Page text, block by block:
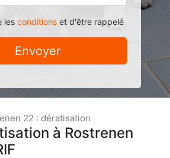
les conditionset d'être rappelé
Envoyer
22 : dératisation
à Rostrenen